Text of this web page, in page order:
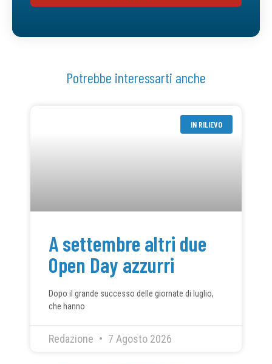
Potrebbe interessarti anche
IN RILIEVO
A settembre altri due
Open Day azzurri
Dopo il grande successo delle giornate di luglio,
che hanno
Redazione 7 Agosto 2026